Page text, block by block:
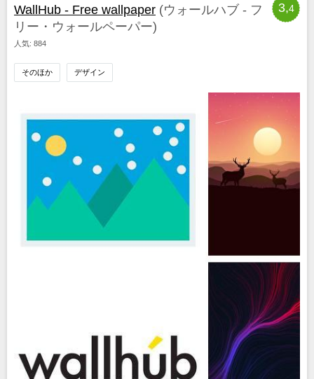
3,4
WallHub - Free wallpaper (ウォールハブ - フ
リー・ウォールペーパー)
人気: 884
そのほか デザイン